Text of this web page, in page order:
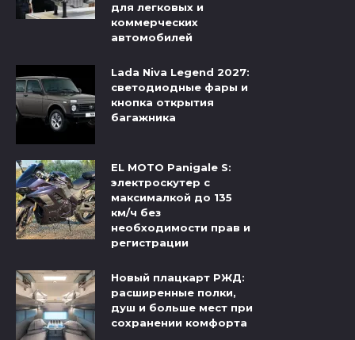
для легковых и
коммерческих
автомобилей
Lada Niva Legend 2027:
светодиодные фары и
кнопка открытия
багажника
EL MOTO Panigale S:
электроскутер с
максималкой до 135
км/ч без
необходимости прав и
регистрации
Новый плацкарт РЖД:
расширенные полки,
душ и больше мест при
сохранении комфорта